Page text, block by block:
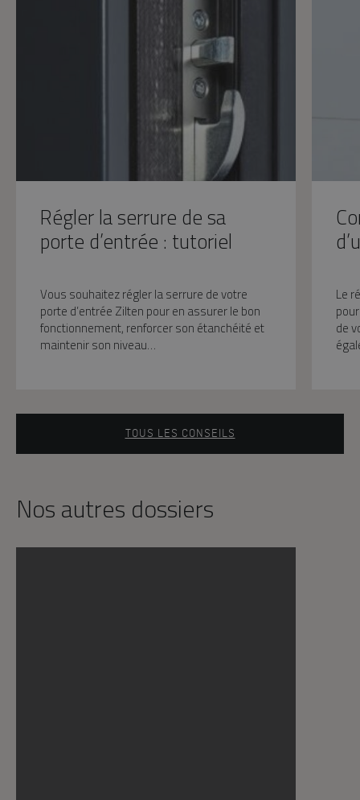
Régler la serrure de sa
porte d’entrée : tutoriel
Vous souhaitez régler la serrure de votre
porte d’entrée Zilten pour en assurer le bon
fonctionnement, renforcer son étanchéité et
maintenir son niveau…
Le
de
TOUS LES CONSEILS
Nos autres dossiers